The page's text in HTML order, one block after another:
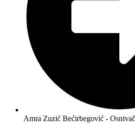
Amra Zuzić Bećirbegović -